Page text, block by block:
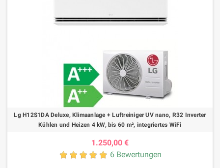
Lg H12S1DA Deluxe, Klimaanlage + Luftreiniger UV nano, R32 Inverter
Kühlen und Heizen 4 kW, bis 60 m², integriertes WiFi
1.250,00 €
6 Bewertungen